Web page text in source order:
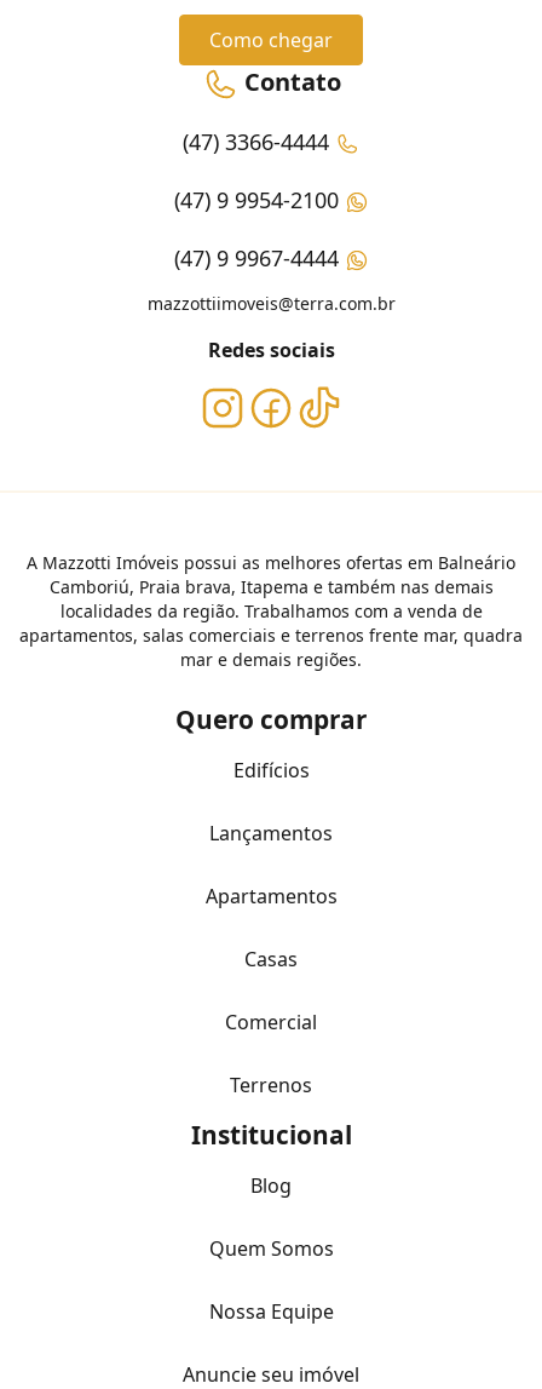
Como chegar
Contato
(47) 3366-4444
(47) 9 9954-2100
(47) 9 9967-4444
mazzottiimoveis@terra.com.br
Redes sociais
A Mazzotti Imóveis possui as melhores ofertas em Balneário
Camboriú, Praia brava, Itapema e também nas demais
localidades da região. Trabalhamos com a venda de
apartamentos, salas comerciais e terrenos frente mar, quadra
mar e demais regiões.
Quero comprar
Edifícios
Lançamentos
Apartamentos
Casas
Comercial
Terrenos
Institucional
Blog
Quem Somos
Nossa Equipe
Anuncie seu imóvel